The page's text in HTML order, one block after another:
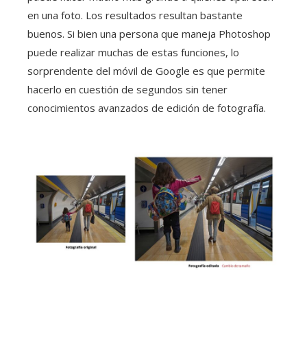
en una foto. Los resultados resultan bastante
buenos. Si bien una persona que maneja Photoshop
puede realizar muchas de estas funciones, lo
sorprendente del móvil de Google es que permite
hacerlo en cuestión de segundos sin tener
conocimientos avanzados de edición de fotografía.